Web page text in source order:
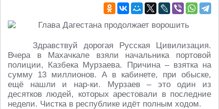
Здравствуй дорогая Русская Цивилизация.
Вчера в Махачкале взяли начальника портовой
полиции, Казбека Мурзаева. Причина – взятка на
сумму 13 миллионов. А в кабинете, при обыске,
ещё нашли и нар-ки. Мурзаев – это один из
десятков людей, которых арестовали в последние
недели. Чистка в республике идёт полным ходом.